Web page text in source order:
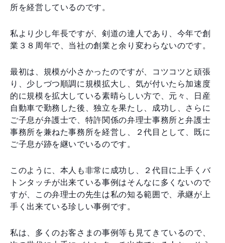
所を経営しているのです。
私より少し年長ですが、剣道の達人であり、今年で創
業３８周年で、当社の創業と余り変わらないのです。
最初は、規模が小さかったのですが、コツコツと頑張
り、少しづつ順調に規模拡大し、気が付いたら加速度
的に規模を拡大している素晴らしい方で、元々、日産
自動車で勤務した後、独立を果たし、成功し、さらに
ご子息が弁護士で、特許関係の弁理士事務所と弁護士
事務所を兼ねた事務所を経営し、２代目として、既に
ご子息が跡を継いでいるのです。
このように、本人も非常に成功し、２代目に上手くバ
トンタッチが出来ている事例はそんなに多くないので
すが、この弁理士の先生は私の知る範囲で、承継が上
手く出来ている珍しい事例です。
私は、多くのお客さまの事例等も見てきているので、